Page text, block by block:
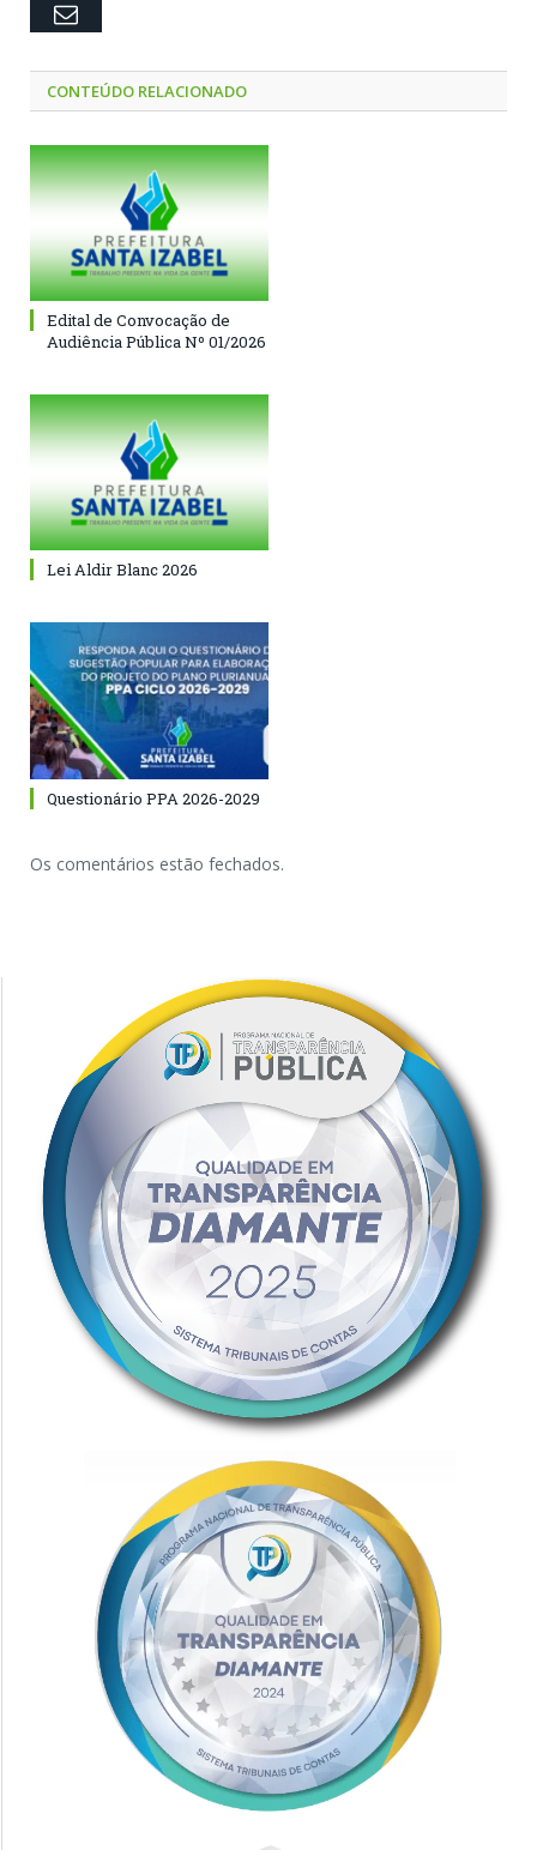
Email
CONTEÚDO RELACIONADO
Edital de Convocação de
Audiência Pública Nº 01/2026
Lei Aldir Blanc 2026
Questionário PPA 2026-2029
Os comentários estão fechados.